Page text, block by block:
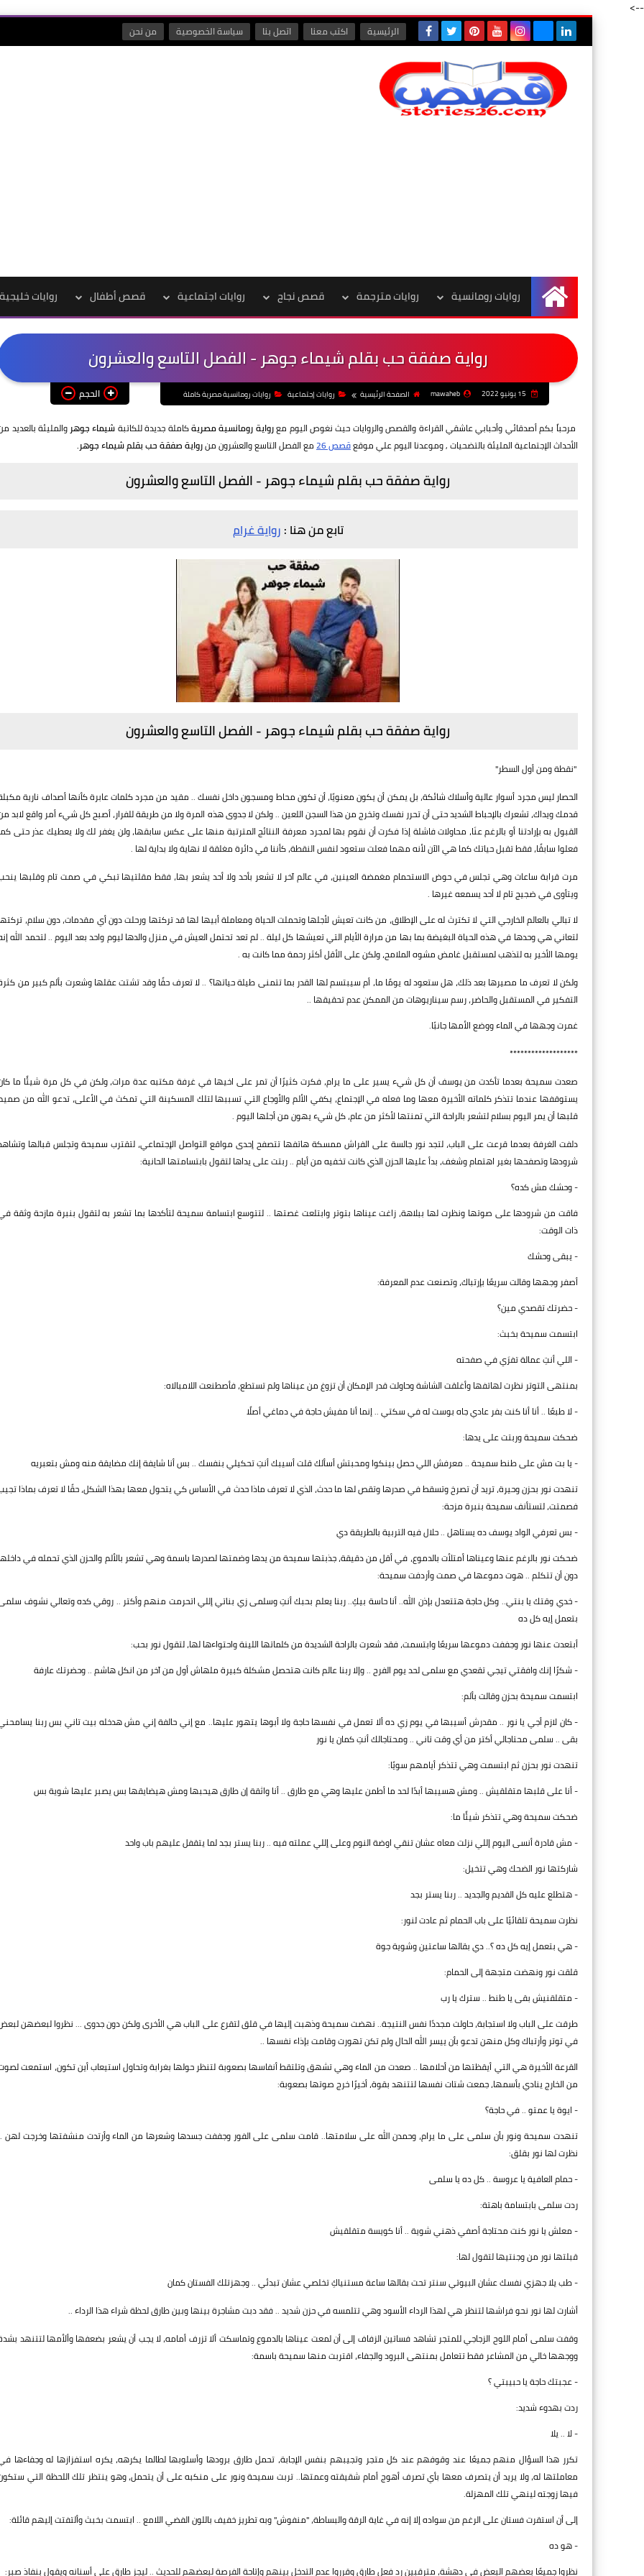
-->
الرئيسية اكتب معنا اتصل بنا سياسة الخصوصية من نحن
الرئيسية
روايات رومانسية روايات مترجمة قصص نجاح روايات اجتماعية قصص أطفال روايات خليجية
رواية صفقة حب بقلم شيماء جوهر - الفصل التاسع والعشرون
mawaheb الصفحة الرئيسية روايات إجتماعية روايات رومانسية مصرية كاملة الحجم
مرحباً بكم أصدقائي وأحبابي عاشقي القراءة والقصص والروايات حيث نغوص اليوم معرواية رومانسية مصريةكاملة جديدة للكاتبةشيماء جوهروالمليئة بالعديد
الأحداث الإجتماعية المليئة بالتضحيات, وموعدنا اليوم علي موقعقصص 26 مع الفصل التاسع والعشرون منرواية صفقة حب بقلم شيماء جوهر.
رواية صفقة حب بقلم شيماء جوهر -الفصل التاسع والعشرون
تابع من هنا : رواية غرام
رواية صفقة حب بقلم شيماء جوهر -الفصل التاسع والعشرون
"نقطة ومن أول السطر"
الحصار ليس مجرد أسوار عالية وأسلاك شائكة، بل يمكن أن يكون معنويًا، أن تكون محاط ومسجون داخل نفسك .. مقيد من مجرد كلمات عابرة كأنها أصداف نارية
قدمك ويداك، تشعرك بالإحباط الشديد حتى أن تحرر نفسك وتخرج من هذا السجن اللعين .. ولكن لا جدوى هذه المرة ولا من طريقة للفرار، أصبح كل شيء أمر واقع لابد
القبول به بإرادتنا أو بالرغم عنَا، محاولات فاشلة إذا فكرت أن نقوم بها لمجرد معرفة النتائج المترتبة منها على عكس سابقها، ولن يغفر لك ولا يعطيك عذر حتى
فعلوا سابقًا، فقط تقبل حياتك كما هي الآن لأنه مهما فعلت ستعود لنفس النقطة، كأننا في دائرة مغلقة لا نهاية ولا بداية لها .
مرت قرابة ساعات وهي تجلس في حوض الاستحمام مغمضة العينين، في عالم آخر لا تشعر بأحد ولا أحد يشعر بها، فقط مقلتيها تبكي في صمت تام وقلبها
ويتأوى في ضجيج تام لا أحد يسمعه غيرها .
لا تبالي بالعالم الخارجي التي لا تكترث له على الإطلاق، من كانت تعيش لأجلها وتحملت الحياة ومعاملة أبيها لها قد تركتها ورحلت دون أي مقدمات، دون سلام،
لتعاني هي وحدها في هذه الحياة البغيضة بما بها من مرارة الأيام التي تعيشها كل ليلة .. لم تعد تحتمل العيش في منزل والدها ليوم واحد بعد اليوم .. لتحمد الله
يومها الأخير به لتذهب لمستقبل غامض مشوه الملامح، ولكن على الأقل أكثر رحمة مما كانت به .
ولكن لا تعرف ما مصيرها بعد ذلك، هل ستعود له يومًا ما، أم سيبتسم لها القدر بما تتمنى طيلة حياتها؟ .. لا تعرف حقًا وقد تشتت عقلها وشعرت بألم كبير من
التفكير في المستقبل والحاضر، رسم سيناريوهات من الممكن عدم تحقيقها ..
غمرت وجهها في الماء ووضع الأمها جانبًا.
*******************
صعدت سميحة بعدما تأكدت من يوسف أن كل شيء يسير على ما يرام، فكرت كثيرًا أن تمر على اخيها في غرفة مكتبه عدة مرات، ولكن في كل مرة شيئًا ما
يستوقفها عندما تتذكر كلماته الأخيرة معها وما فعله في الإجتماع، يكفي الألم والأوجاع التي تسببها لتلك المسكينة التي تمكث في الأعلى، تدعو الله من
قلبها أن يمر اليوم بسلام لتشعر بالراحة التي تمنتها لأكثر من عام، كل شيء يهون من أجلها اليوم .
دلفت الغرفة بعدما قرعت على الباب، لتجد نور جالسة على الفراش ممسكة هاتفها تتصفح إحدى مواقع التواصل الإجتماعي، لتقترب سميحة وتجلس قبالها
شرودها وتصفحها بغير اهتمام وشغف، بدأ عليها الحزن الذي كانت تخفيه من أيام .. ربتت على يداها لتقول بابتسامتها الحانية:
- وحشك مش كده؟
فاقت من شرودها على صوتها ونظرت لها ببلاهة، زاغت عيناها بتوتر وابتلعت غصتها .. لتتوسع ابتسامة سميحة لتأكدها بما تشعر به لتقول بنبرة مازحة وثقة
ذات الوقت:
- يبقى وحشك
أصفر وجهها وقالت سريعًا بإرتباك، وتصنعت عدم المعرفة:
- حضرتك تقصدي مين؟
ابتسمت سميحة بخبث:
- اللي أنتِ عمالة تفرَي في صفحته
بمنتهى التوتر نظرت لهاتفها وأغلقت الشاشة وحاولت قدر الإمكان أن تزوغ من عيناها ولم تستطع، فأصطنعت اللامبالاه:
- لا طبعًا .. أنا أنا كنت بفر عادي جاه بوست له في سكتي .. إنما أنا مفيش حاجة في دماغي أصلًا
ضحكت سميحة وربتت على يدها:
- يا بت مش على طنط سميحة .. معرفش اللي حصل بينكوا ومحبتش أسألك قلت أسيبك أنتِ تحكيلي بنفسك .. بس أنا شايفة إنك مضايقة منه ومش بتعبريه
تنهدت نور بحزن وحيرة، تريد أن تصرخ وتسقط في صدرها وتقص لها ما حدث، الذي لا تعرف ماذا حدث في الأساس كي يتحول معها بهذا الشكل، حقًا لا تعرف بماذا
فصمتت، لتستأنف سميحة بنبرة مزحة:
- بس تعرفي الواد يوسف ده يستاهل .. حلال فيه التربية بالطريقة دي
ضحكت نور بالرغم عنها وعيناها أمتلأت بالدموع، في أقل من دقيقة، جذبتها سميحة من يدها وضمتها لصدرها باسمة وهي تشعر بالألم والحزن الذي تحمله في
دون أن تتكلم .. هوت دموعها في صمت وأردفت سميحة:
- خدي وقتك يا بنتي.. وكل حاجة هتتعدل بإذن الله.. أنا حاسة بيكِ.. ربنا يعلم بحبك أنتِ وسلمى زي بناتي إللي اتحرمت منهم وأكتر .. روقي كده وتعالي نشوف
بتعمل إيه كل ده
أبتعدت عنها نور وجففت دموعها سريعًا وابتسمت، فقد شعرت بالراحة الشديدة من كلماتها اللينة واحتواءها لها، لتقول نور بحب:
- شكرًا إنك وافقتي تيجي تقعدي مع سلمى لحد يوم الفرح .. وإلا ربنا عالم كانت هتحصل مشكلة كبيرة ملهاش أول من آخر من انكل هاشم .. وحضرتك عارفة
ابتسمت سميحة بحزن وقالت بألم:
- كان لازم أجي يا نور .. مقدرش أسيبها في يوم زي ده ألا تعمل في نفسها حاجة ولا أبوها يتهور عليها.. مع إني حالفة إني مش هدخله بيت تاني بس ربنا
بقى .. سلمى محتاجالي أكتر من أي وقت تاني .. ومحتاجالك أنتِ كمان يا نور
تنهدت نور بحزن ثم ابتسمت وهي تتذكر أيامهم سويًا:
- أنا على قلبها متقلقيش .. ومش هسيبها أبدًا لحد ما أطمن عليها وهي مع طارق .. أنا واثقة إن طارق هيحبها ومش هيضايقها بس يصبر عليها شوية بس
ضحكت سميحة وهي تتذكر شيئًا ما:
- مش قادرة أنسى اليوم إللي نزلت معاه عشان تنقي اوضة النوم وعلى إللي عملته فيه .. ربنا يستر بجد لما يتقفل عليهم باب واحد
شاركتها نور الضحك وهي تتخيل:
- هتطلع عليه كل القديم والجديد .. ربنا يستر بجد
نظرت سميحة تلقائيًا على باب الحمام ثم عادت لنور:
- هي بتعمل إيه كل ده ؟.. دي بقالها ساعتين وشوية جوة
قلقت نور ونهضت متجهة إلى الحمام:
- متقلقنيش بقى يا طنط .. سترك يا رب
طرقت على الباب ولا استجابة، حاولت مجددًا نفس النتيجة.. نهضت سميحة وذهبت إليها في قلق لتقرع على الباب هي الأخرى ولكن دون جدوى ... نظروا لبعضهن
في توتر وأرتباك وكل منهن تدعو بأن ييسر الله الحال ولم تكن تهورت وقامت بإذاء نفسها ..
القرعة الأخيرة هي التي أيقظتها من أحلامها .. صعدت من الماء وهي تشهق وتلتقط أنفاسها بصعوبة لتنظر حولها بغرابة وتحاول استيعاب أين تكون، استمعت
من الخارج ينادي بأسمها، جمعت شتات نفسها لتتنهد بقوة، أخيرًا خرج صوتها بصعوبة:
- ايوة يا عمتو .. في حاجة؟
تنهدت سميحة ونور بأن سلمى على ما يرام، وحمدن الله على سلامتها.. قامت سلمى على الفور وجففت جسدها وشعرها من الماء وأرتدت منشفتها وخرجت لهن
نظرت لها نور بقلق:
- حمام العافية يا عروسة .. كل ده يا سلمى
ردت سلمى بابتسامة باهتة:
- معلش يا نور كنت محتاجة أصفي ذهني شوية .. أنا كويسة متقلقيش
قبلتها نور من وجنتيها لتقول لها:
- طب يلا جهزي نفسك عشان البيوتي سنتر تحت بقالها ساعة مستنياكِ تخلصي عشان تبدئي .. وجهزتلك الفستان كمان
أشارت لها نور نحو فراشها لتنظر هي لهذا الرداء الأسود وهي تتلمسه في حزن شديد .. فقد دبت مشاجرة بينها وبين طارق لحظة شراء هذا الرداء ..
وقفت سلمى أمام اللوح الزجاجي للمتجر تشاهد فساتين الزفاف إلى أن لمعت عيناها بالدموع وتماسكت ألا تزرف أمامه، لا يجب أن يشعر بضعفها وألأمها لتتنهد
ووجهها خالي من المشاعر فقط تتعامل بمنتهى البرود والجفاء، اقتربت منها سميحة باسمة:
- عجبتك حاجة يا حبيبتي ؟
ردت بهدوء شديد:
- لا .. يلا
تكرر هذا السؤال منهم جميعًا عند وقوفهم عند كل متجر وتجيبهم بنفس الإجابة، تحمل طارق برودها وأسلوبها لطالما يكرهه، يكره استفزازها له وجفاءها
معاملتها له، ولا يريد أن يتصرف معها بأي تصرف أهوج أمام شقيقته وعمتها.. تربت سميحة ونور على منكبه على أن يتحمل، وهو ينتظر تلك اللحظة التي
فيها زوجته لينهي تلك المهزلة.
إلى أن استقرت فستان على الرغم من سواده إلا إنه في غاية الرقة والبساطة، "منفوش" وبه تطريز خفيف باللون الفضي اللامع .. ابتسمت بخبث وألتفتت إليهم قائلة:
- هو ده
نظروا جميعًا بعضهم البعض في دهشة، مترقبين رد فعل طارق وقرروا عدم التدخل بينهم وإتاحة الفرصة لبعضهم للحديث .. ليجز طارق على أسنانه ويقول بنفاذ صبر: